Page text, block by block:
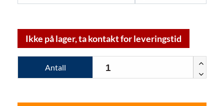
Ikke på lager, ta kontakt for leveringstid
Antall